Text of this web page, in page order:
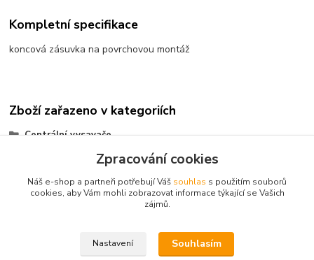
Kompletní specifikace
koncová zásuvka na povrchovou montáž
Zboží zařazeno v kategoriích
Centrální vysavače
vysavačové zásuvkyZpracování cookies
Náš e-shop a partneři potřebují Váš souhlas s použitím souborů
cookies, aby Vám mohli zobrazovat informace týkající se Vašich
zájmů.
Nastavení Souhlasím